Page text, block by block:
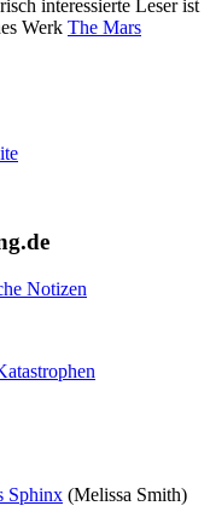
interessierte Leser ist
Werk The Mars
Notizen
Sphinx (Melissa Smith)